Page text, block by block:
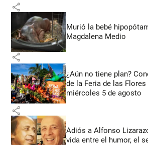
share
Murió la bebé
Magdalena Medio
share
¿Aún no tiene plan?
de la Feria de las
miércoles 5 de agosto
share
Adiós a Alfonso
vida entre el humor, el